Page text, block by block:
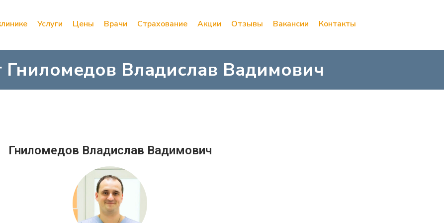
Услуги Цены Врачи Страхование Акции Отзывы Вакансии Контакты
Гниломедов Владислав Вадимович
Гниломедов Владислав Вадимович